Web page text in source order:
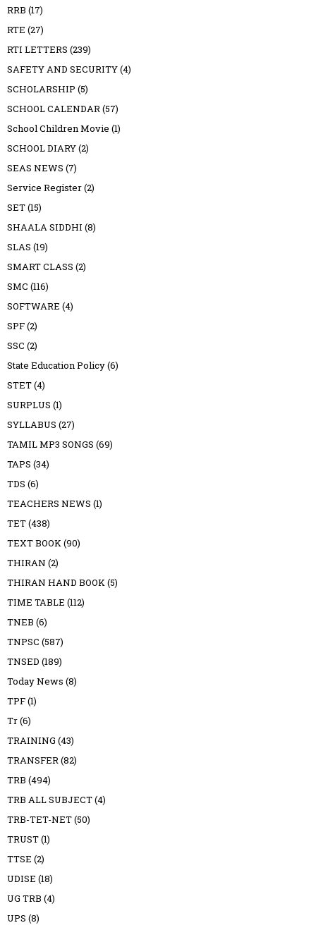
RRB (17)
RTE (27)
RTI LETTERS (239)
SAFETY AND SECURITY(4)
SCHOLARSHIP (5)
SCHOOL CALENDAR(57)
School Children Movie (1)
SCHOOL DIARY(2)
SEAS NEWS (7)
Service Register(2)
SET(15)
SHAALA SIDDHI (8)
SLAS (19)
SMART CLASS (2)
SMC (116)
SOFTWARE (4)
SPF(2)
SSC (2)
State Education Policy(6)
STET(4)
SURPLUS (1)
SYLLABUS (27)
TAMIL MP3 SONGS (69)
TAPS (34)
TDS (6)
TEACHERS NEWS (1)
TET(438)
TEXT BOOK(90)
THIRAN (2)
THIRAN HAND BOOK(5)
TIME TABLE (112)
TNEB (6)
TNPSC (587)
TNSED (189)
Today News (8)
TPF(1)
Tr(6)
TRAINING (43)
TRANSFER(82)
TRB (494)
TRB ALL SUBJECT(4)
TRB-TET-NET(50)
TRUST(1)
TTSE (2)
UDISE (18)
UG TRB (4)
UPS (8)